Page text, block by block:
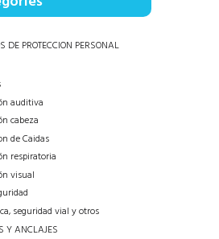
DE PROTECCION PERSONAL
auditiva
cabeza
de Caidas
respiratoria
visual
seguridad vial y otros
Y ANCLAJES